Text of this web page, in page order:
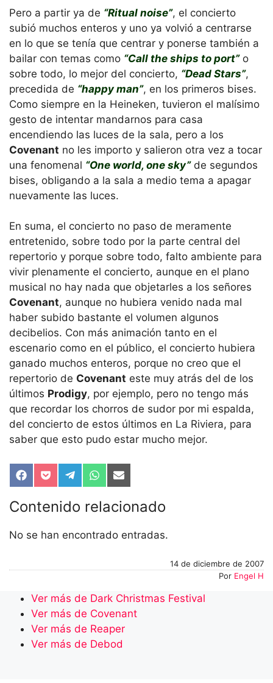
Pero a partir ya de “Ritual noise”, el concierto
subió muchos enteros y uno ya volvió a centrarse
en lo que se tenía que centrar y ponerse también a
bailar con temas como “Call the ships to port”o
sobre todo, lo mejor del concierto, “Dead Stars”,
precedida de “happy man”, en los primeros bises.
Como siempre en la Heineken, tuvieron el malísimo
gesto de intentar mandarnos para casa
encendiendo las luces de la sala, pero a los
Covenant no les importo y salieron otra vez a tocar
una fenomenal “One world, one sky”de segundos
bises, obligando a la sala a medio tema a apagar
nuevamente las luces.
En suma, el concierto no paso de meramente
entretenido, sobre todo por la parte central del
repertorio y porque sobre todo, falto ambiente para
vivir plenamente el concierto, aunque en el plano
musical no hay nada que objetarles a los señores
Covenant, aunque no hubiera venido nada mal
haber subido bastante el volumen algunos
decibelios. Con más animación tanto en el
escenario como en el público, el concierto hubiera
ganado muchos enteros, porque no creo que el
repertorio de Covenant este muy atrás del de los
últimos Prodigy, por ejemplo, pero no tengo más
que recordar los chorros de sudor por mi espalda,
del concierto de estos últimos en La Riviera, para
saber que esto pudo estar mucho mejor.
Compartir
en
Facebook
Compartir
en
Pocket
Compartir
en
Telegram
Compartir
en
WhatsApp
Compartir
en
Email
Contenido relacionado
No se han encontrado entradas.
14 de diciembre de 2007
Por Engel H
Ver más de Dark Christmas Festival
Ver más de Covenant
Ver más de Reaper
Ver más de Debod